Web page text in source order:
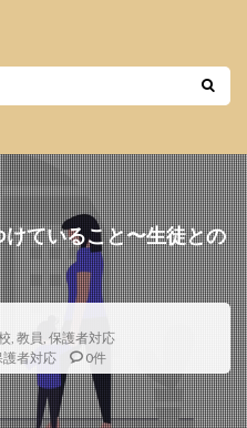
ていること〜生徒との
, 教員, 保護者対応
護者対応 0件